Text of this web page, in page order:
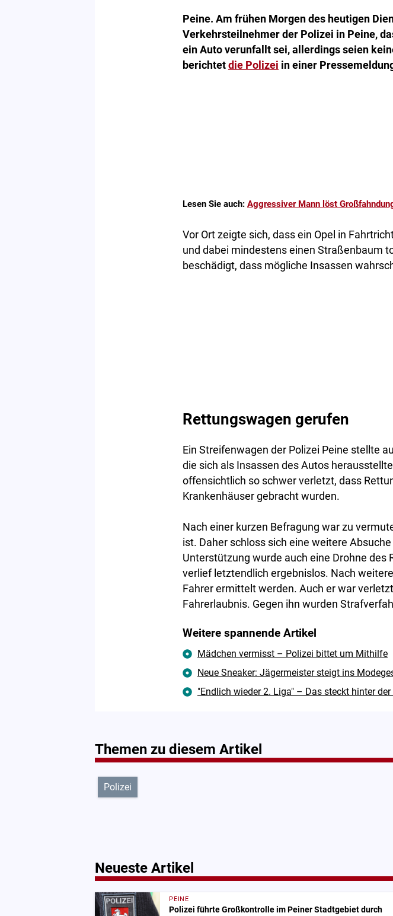
Peine. Am frühen Morgen des heutigen
Verkehrsteilnehmer der Polizei in Peine,
ein Auto verunfallt sei, allerdings seien
berichtet die Polizei in einer
Lesen Sie auch: Aggressiver Mann löst
Vor Ort zeigte sich, dass ein Opel in
und dabei mindestens einen Straßenbaum
beschädigt, dass mögliche Insassen
Rettungswagen gerufen
Ein Streifenwagen der Polizei Peine stellte
die sich als Insassen des Autos
offensichtlich so schwer verletzt, dass
Krankenhäuser gebracht wurden.
Nach einer kurzen Befragung war zu
ist. Daher schloss sich eine weitere
Unterstützung wurde auch eine Drohne des
verlief letztendlich ergebnislos. Nach
Fahrer ermittelt werden. Auch er war
Fahrerlaubnis. Gegen ihn wurden
Weitere spannende Artikel
Mädchen vermisst – Polizei bittet um Mithilfe
Neue Sneaker: Jägermeister steigt ins
"Endlich wieder 2. Liga" – Das steckt hinter
Themen zu diesem Artikel
Polizei
Neueste Artikel
PEINE
Polizei führte Großkontrolle im Peiner Stadtgebiet durch